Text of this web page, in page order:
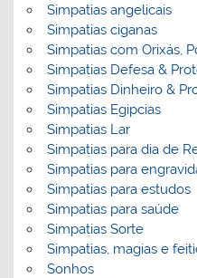
Simpatias angelicais
Simpatias ciganas
Simpatias com Orixás,
Simpatias Defesa &
Simpatias Dinheiro &
Simpatias Egipcias
Simpatias Lar
Simpatias para dia de
Simpatias para
Simpatias para estudos
Simpatias para saúde
Simpatias Sorte
Simpatias, magias e
Sonhos